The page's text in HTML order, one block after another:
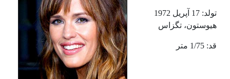
تولد: 17 آپریل 1972
هیوستون، تگزاس
قد: 1/75 متر